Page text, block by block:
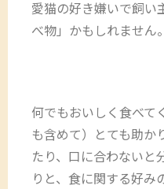
愛猫の好き嫌いで飼い
べ物」かもしれません。
何でもおいしく食べて
も含めて）とても助か
たり、口に合わないと
りと、食に関する好み